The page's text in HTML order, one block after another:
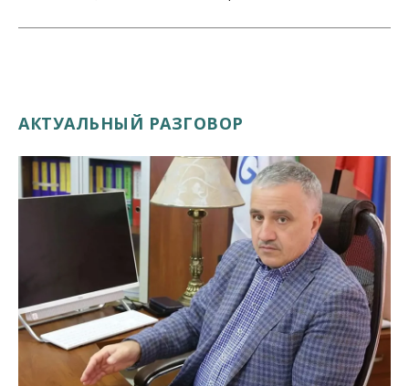
АКТУАЛЬНЫЙ РАЗГОВОР